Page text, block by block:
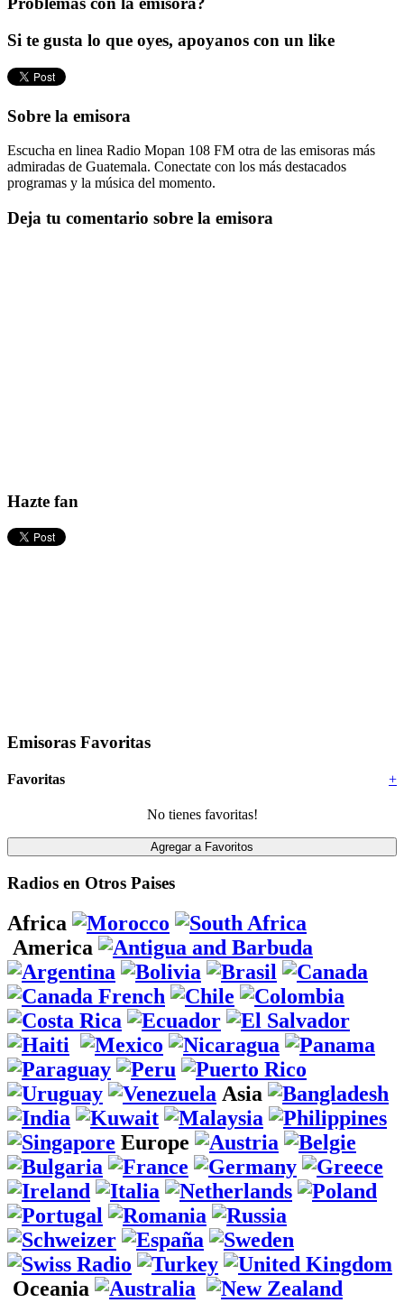
Si te gusta lo que oyes, apoyanos con un like
Sobre la emisora
Escucha en linea Radio Mopan 108 FM otra de las emisoras más
admiradas de Guatemala. Conectate con los más destacados
programas y la música del momento.
Deja tu comentario sobre la emisora
Hazte fan
Emisoras Favoritas
+
Favoritas
No tienes favoritas!
Radios en Otros Paises
Africa
America
Asia
Europe
Oceania